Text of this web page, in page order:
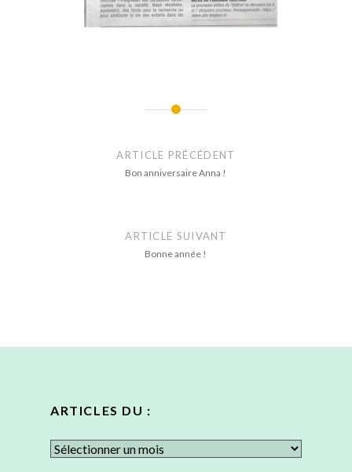
ARTICLE PRÉCÉDENT
Bon anniversaire Anna !
ARTICLE SUIVANT
Bonne année !
ARTICLES DU :
Articles